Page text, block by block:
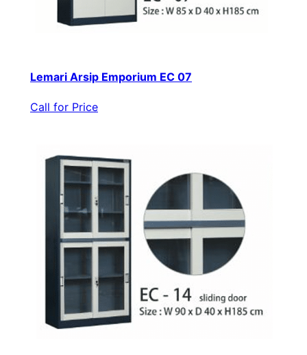
Lemari Arsip Emporium EC 07
Call for Price